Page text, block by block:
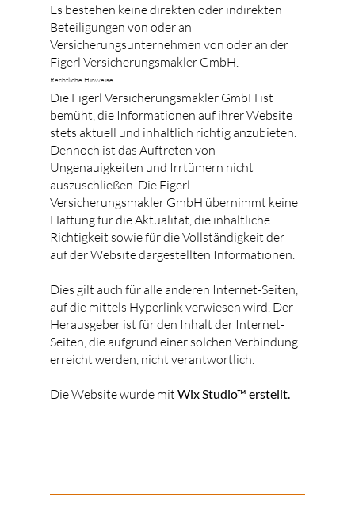
Es bestehen keine direkten oder indirekten
Beteiligungen von oder an
Versicherungsunternehmen von oder an der
Figerl Versicherungsmakler GmbH.
Rechtliche Hinweise
Die Figerl Versicherungsmakler GmbH ist
bemüht, die Informationen auf ihrer Website
stets aktuell und inhaltlich richtig anzubieten.
Dennoch ist das Auftreten von
Ungenauigkeiten und Irrtümern nicht
auszuschließen. Die Figerl
Versicherungsmakler GmbH übernimmt keine
Haftung für die Aktualität, die inhaltliche
Richtigkeit sowie für die Vollständigkeit der
auf der Website dargestellten Informationen.
Dies gilt auch für alle anderen Internet-Seiten,
auf die mittels Hyperlink verwiesen wird. Der
Herausgeber ist für den Inhalt der Internet-
Seiten, die aufgrund einer solchen Verbindung
erreicht werden, nicht verantwortlich.
Die Website wurde mit Wix Studio™ erstellt.